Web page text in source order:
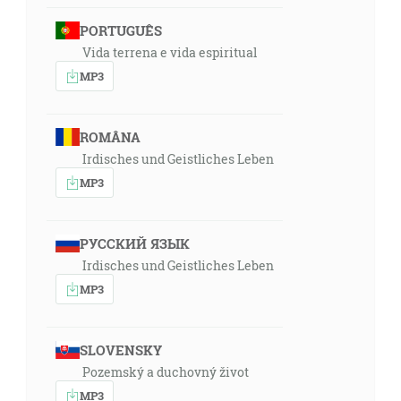
25:18
A keď ta došiel, dal veľblúdom pokľakať vonku pred
mestom pri studni vody v čas večera, o takom čase,
Bože môjho pána Abraháma, prosím, daj, žeby sa mi
dnes pošťastilo, a učiň milosť s mojím pánom
Abrahámom. Hľa, stojím tu pri studni vody, a dcéry
mužov mesta vyjdú sem von brať vodu. Nech stane sa
vedro, aby som sa napil! A povie: Napi sa, a napojím aj
tvojich veľblúdov, aby to bola tá, prosím, ktorú si
prisúdil svojmu služobníkovi Izákovi, a potom
poznám, že si učinil milosť s mojím pánom. [1M 24:11-
28:10
A tak prišiel do mesta Samárie, zvaného Sichar, blízko
PORTUGUÊS
Vida terrena e vida espiritual
MP3
ROMÂNA
Irdisches und Geistliches Leben
MP3
РУССКИЙ ЯЗЫК
Irdisches und Geistliches Leben
MP3
SLOVENSKY
Pozemský a duchovný život
MP3